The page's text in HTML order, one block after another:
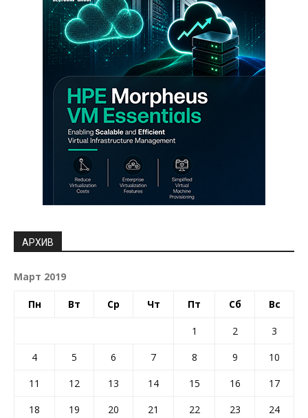
АРХИВ
Март 2019
Пн Вт Ср Чт Пт Сб Вс
1 2
3
4
5 6 7 8 9
10
11
12 13 14 15 16
17
18
19 20 21 22 23
24